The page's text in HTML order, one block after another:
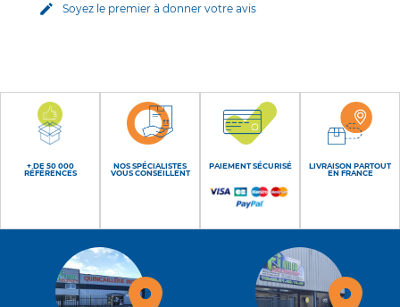
edit Soyez le premier à donner votre avis
+ DE 50 000
RÉFÉRENCES
NOS SPÉCIALISTES
VOUS CONSEILLENT
PAIEMENT SÉCURISÉ
LIVRAISON PARTOUT
EN FRANCE